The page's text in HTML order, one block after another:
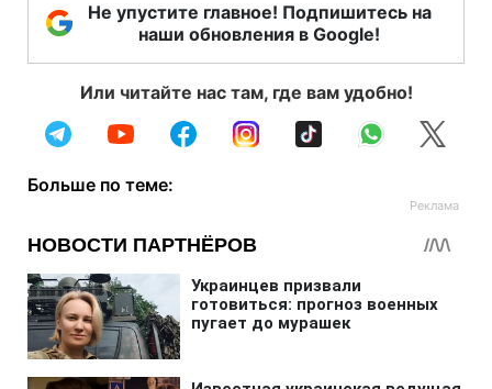
Не упустите главное! Подпишитесь на
наши обновления в Google!
Или читайте нас там, где вам удобно!
Больше по теме: